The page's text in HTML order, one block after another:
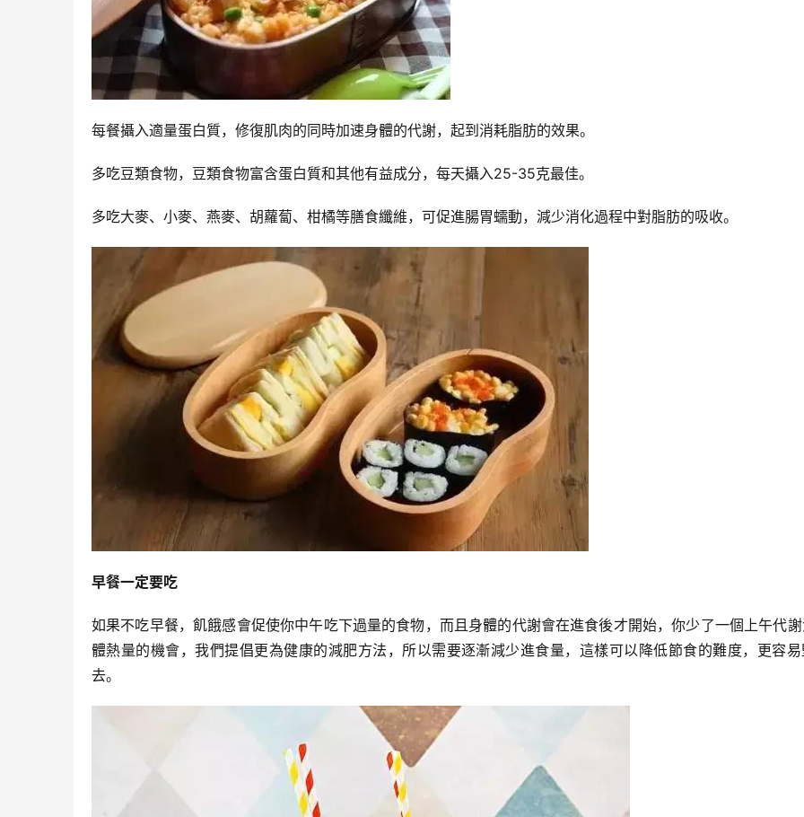
每餐攝入適量蛋白質，修復肌肉的同時加速身體的代謝，起到消耗脂肪的效果。
多吃豆類食物，豆類食物富含蛋白質和其他有益成分，每天攝入25-35克最佳。
多吃大麥、小麥、燕麥、胡蘿蔔、柑橘等膳食纖維，可促進腸胃蠕動，減少消化過程中對脂肪的吸收。
早餐一定要吃
如果不吃早餐，飢餓感會促使你中午吃下過量的食物，而且身體的代謝會在進食後才開始，你少了一個上午代
體熱量的機會，我們提倡更為健康的減肥方法，所以需要逐漸減少進食量，這樣可以降低節食的難度，更容
去。